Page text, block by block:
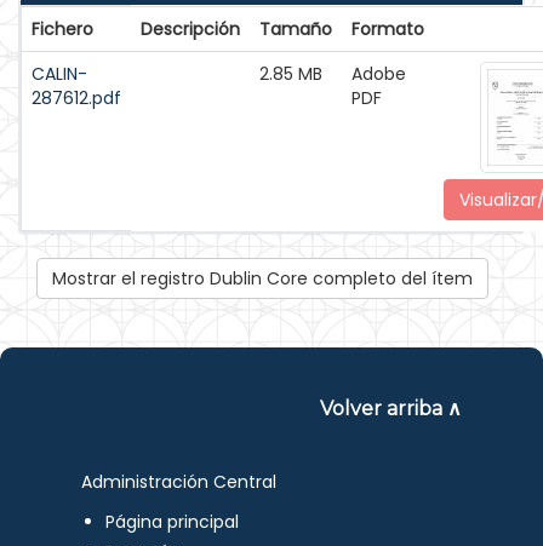
Fichero Descripción Tamaño
Formato
CALIN-
287612.pdf
2.85 MB
Adobe
PDF
Mostrar el registro Dublin Core completo del ítem
Volver arriba ∧
Administración Central
Página principal